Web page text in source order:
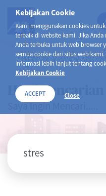
Kebijakan Cookie
Kami menggunakan cookies
terbaik di website kami. Jika
Anda terbuka untuk web browser
semua cookie dari situs web
informasi lebih lanjut tentang
Kebijakan Cookie
ACCEPT Close
Hasil Pencarian
Saya Ingin Mencari.....